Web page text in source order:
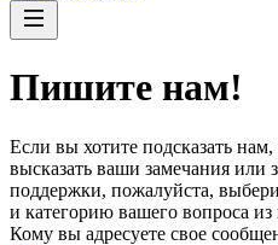
Пишите нам!
Если вы хотите подсказать
высказать ваши замечания или
поддержки, пожалуйста,
и категорию вашего вопроса
Кому вы адресуете свое